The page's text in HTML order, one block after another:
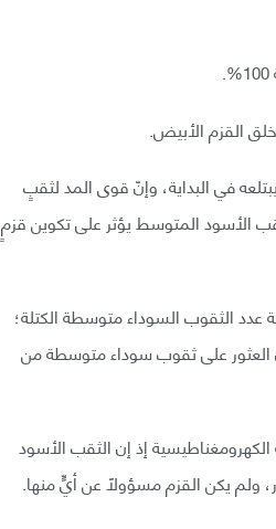
القزم الأبيض.
في البداية، وإنّ قوى المد لثقبٍ
الأسود المتوسط يؤثر على تكوين قزمٍ
عدد الثقوب السوداء متوسطة الكتلة؛
العثور على ثقوب سوداء متوسطة من
إذ إن الثقب الأسود
ولم يكن القزم مسؤولًا عن أيٍّ منها.